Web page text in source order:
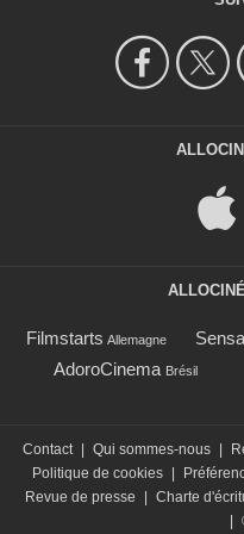
Filmstarts Allemagne
AdoroCinema Brésil
Contact Qui sommes-nous
Politique de cookies
Revue de presse
Charte